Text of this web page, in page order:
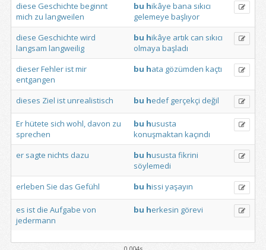
diese Geschichte beginnt
mich zu langweilen
bu hikâye bana sıkıcı
gelemeye başlıyor
diese Geschichte wird
langsam langweilig
bu hikâye artık can sıkıcı
olmaya başladı
dieserFehleristmir
entgangen
bu hata gözümden kaçtı
dieses Ziel istunrealistisch bu hedef gerçekçi değil
Erhütete sich wohl, davon zu
sprechen
bu hususta
konuşmaktan kaçındı
er sagte nichts dazu bu hususta fikrini
söylemedi
erleben Sie das Gefühl bu hissi yaşayın
es ist die Aufgabe von
jedermann
bu herkesin görevi